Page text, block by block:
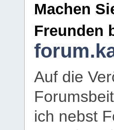
Machen
Freunden
Auf die
ich nebst